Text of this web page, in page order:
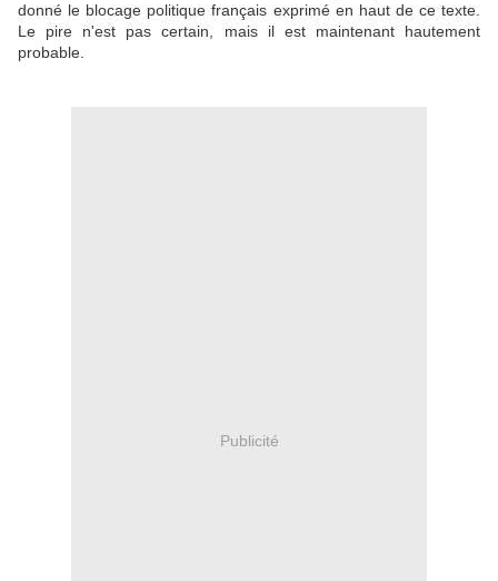
donné le blocage politique français exprimé en haut de ce texte.
Le pire n'est pas certain, mais il est maintenant hautement
probable.
Publicité